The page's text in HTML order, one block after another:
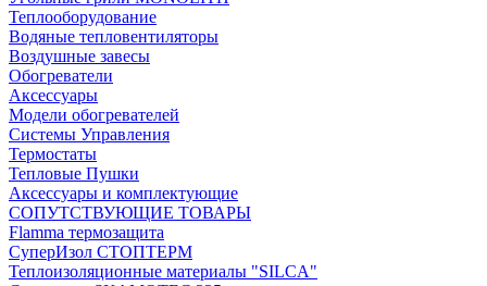
Теплооборудование
Водяные тепловентиляторы
Воздушные завесы
Обогреватели
Аксессуары
Модели обогревателей
Системы Управления
Термостаты
Тепловые Пушки
Аксессуары и комплектующие
СОПУТСТВУЮЩИЕ ТОВАРЫ
Flamma термозащита
СуперИзол СТОПТЕРМ
Теплоизоляционные материалы "SILCA"